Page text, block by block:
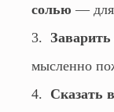
солью — для
мысленно
Сказать